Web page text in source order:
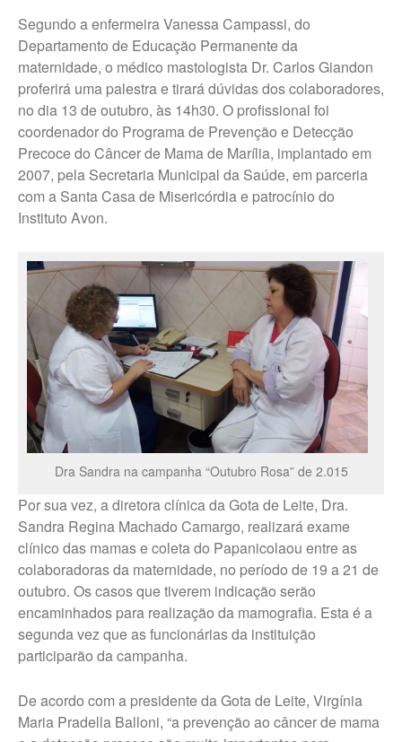
Trabalhe Conosco Ibirarema
Trabalhe Conosco Marília – ESF
Trabalhe Conosco Oscar
Bressane
Trabalhe Conosco Reginópolis
– SP
Trabalhe Conosco Ribeirão do
Sul – SP
CANAL DE DENÚNCIAS
Fale Conosco
Fale Conosco – Ibirarema
Fale Conosco – Campos Novos
Paulista
Fale Conosco – Marília
Fale Conosco – Oscar
Bressane
Segundo a enfermeira Vanessa Campassi, do
Departamento de Educação Permanente da
maternidade, o médico mastologista Dr. Carlos Giandon
proferirá uma palestra e tirará dúvidas dos colaboradores,
no dia 13 de outubro, às 14h30. O profissional foi
coordenador do Programa de Prevenção e Detecção
Precoce do Câncer de Mama de Marília, implantado em
2007, pela Secretaria Municipal da Saúde, em parceria
com a Santa Casa de Misericórdia e patrocínio do
Instituto Avon.
Dra Sandra na campanha “Outubro Rosa” de 2.015
Por sua vez, a diretora clínica da Gota de Leite, Dra.
Sandra Regina Machado Camargo, realizará exame
clínico das mamas e coleta do Papanicolaou entre as
colaboradoras da maternidade, no período de 19 a 21 de
outubro. Os casos que tiverem indicação serão
encaminhados para realização da mamografia. Esta é a
segunda vez que as funcionárias da instituição
participarão da campanha.
De acordo com a presidente da Gota de Leite, Virgínia
Maria Pradella Balloni, “a prevenção ao câncer de mama